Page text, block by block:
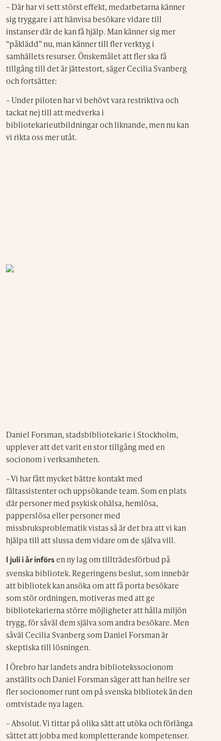
– Där har vi sett störst effekt, medarbetarna känner
sig tryggare i att hänvisa besökare vidare till
instanser där de kan få hjälp. Man känner sig mer
“påklädd” nu, man känner till fler verktyg i
samhällets resurser. Önskemålet att fler ska få
tillgång till det är jättestort, säger Cecilia Svanberg
och fortsätter:
– Under piloten har vi behövt vara restriktiva och
tackat nej till att medverka i
bibliotekarieutbildningar och liknande, men nu kan
vi rikta oss mer utåt.
Daniel Forsman, stadsbibliotekarie i Stockholm,
upplever att det varit en stor tillgång med en
socionom i verksamheten.
– Vi har fått mycket bättre kontakt med
fältassistenter och uppsökande team. Som en plats
där personer med psykisk ohälsa, hemlösa,
papperslösa eller personer med
missbruksproblematik vistas så är det bra att vi kan
hjälpa till att slussa dem vidare om de själva vill.
I juli i år införs en ny lag om tillträdesförbud på
svenska bibliotek. Regeringens beslut, som innebär
att bibliotek kan ansöka om att få porta besökare
som stör ordningen, motiveras med att ge
bibliotekarierna större möjligheter att hålla miljön
trygg, för såväl dem själva som andra besökare. Men
såväl Cecilia Svanberg som Daniel Forsman är
skeptiska till lösningen.
I Örebro har landets andra bibliotekssocionom
anställts och Daniel Forsman säger att han hellre ser
fler socionomer runt om på svenska bibliotek än den
omtvistade nya lagen.
– Absolut. Vi tittar på olika sätt att utöka och förlänga
sättet att jobba med kompletterande kompetenser.